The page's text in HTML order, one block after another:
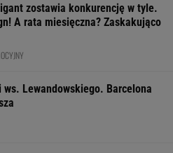
zostawia konkurencję w tyle.
A rata miesięczna? Zaskakująco
ws. Lewandowskiego. Barcelona